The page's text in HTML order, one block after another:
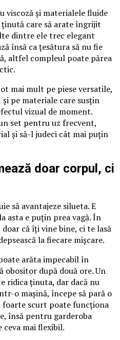
viscoză și materialele fluide
care să arate îngrijit
dintre ele trec elegant
însă ca țesătura să nu fie
altfel compleul poate părea
mai mult pe piese versatile,
pe materiale care susțin
vizual de moment.
set pentru uz frecvent,
și să-l judeci cât mai puțin
doar corpul, ci
să avantajeze silueta. E
asta e puțin prea vagă. În
că îți vine bine, ci te lasă
la fiecare mișcare.
arăta impecabil în
obositor după două ore. Un
ridica ținuta, dar dacă nu
o mașină, începe să pară o
foarte scurt poate funcționa
însă pentru garderoba
ceva mai flexibil.